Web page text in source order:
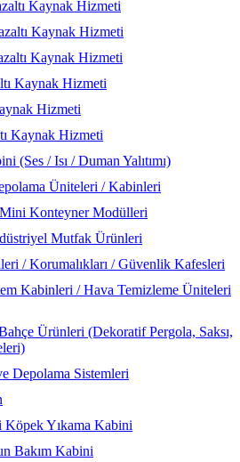
Kaynak Hizmeti
Kaynak Hizmeti
Kaynak Hizmeti
Kaynak Hizmeti
Hizmeti
Kaynak Hizmeti
(Ses / Isı / Duman Yalıtımı)
Üniteleri / Kabinleri
Konteyner Modülleri
Mutfak Ürünleri
/ Korumalıkları / Güvenlik Kafesleri
Kabinleri / Hava Temizleme Üniteleri
Ürünleri (Dekoratif Pergola, Saksı,
Depolama Sistemleri
Köpek Yıkama Kabini
Bakım Kabini